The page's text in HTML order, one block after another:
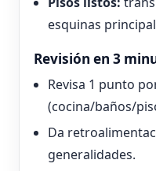
esquinas
Revisión en 3
Revisa 1 punto
(cocina/baños/
Da
generalidades.